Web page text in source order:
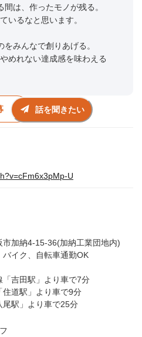
は、作ったモノが残る。
いるなと思います。
みんなで創りあげる。
めれない達成感を味わえる
話を聞きたい
U
市加納4-15-36(加納工業団地内)
イク、自転車通勤OK
「吉田駅」より車で7分
住道駅」より車で9分
尾駅」より車で25分